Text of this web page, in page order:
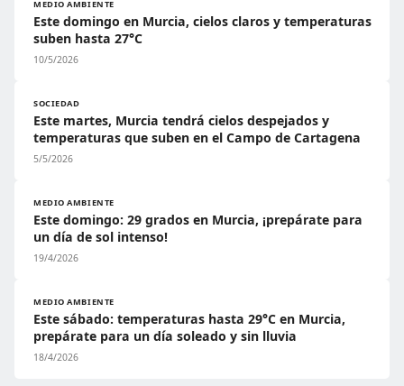
MEDIO AMBIENTE
Este domingo en Murcia, cielos claros y temperaturas
suben hasta 27°C
10/5/2026
SOCIEDAD
Este martes, Murcia tendrá cielos despejados y
temperaturas que suben en el Campo de Cartagena
5/5/2026
MEDIO AMBIENTE
Este domingo: 29 grados en Murcia, ¡prepárate para
un día de sol intenso!
19/4/2026
MEDIO AMBIENTE
Este sábado: temperaturas hasta 29°C en Murcia,
prepárate para un día soleado y sin lluvia
18/4/2026